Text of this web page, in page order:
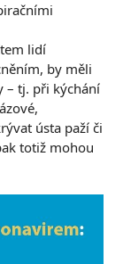
lidí
by měli
– tj. při kýchání
ústa paží či
totiž mohou